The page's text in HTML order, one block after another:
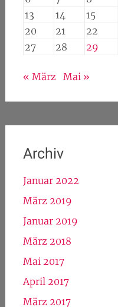
13
14 15
20
21 22
27
28 29
« März Mai »
Archiv
Januar 2022
März 2019
Januar 2019
März 2018
Mai 2017
April 2017
März 2017